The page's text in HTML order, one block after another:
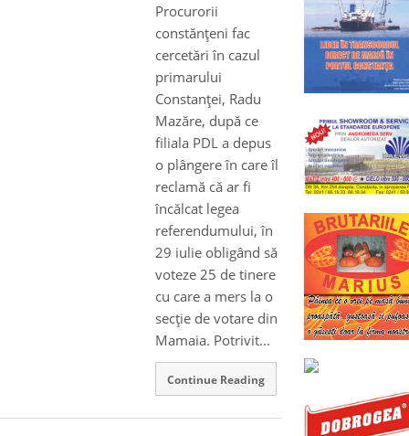
Procurorii
constănţeni fac
cercetări în cazul
primarului
Constanţei, Radu
Mazăre, după ce
filiala PDL a depus
o plângere în care îl
reclamă că ar fi
încălcat legea
referendumului, în
29 iulie obligând să
voteze 25 de tinere
cu care a mers la o
secţie de votare din
Mamaia. Potrivit...
Continue Reading